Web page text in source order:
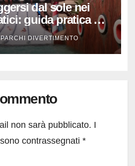
dal sole nei
guida pratica per
PARCHI DIVERTIMENTO
non sarà pubblicato. I
contrassegnati *